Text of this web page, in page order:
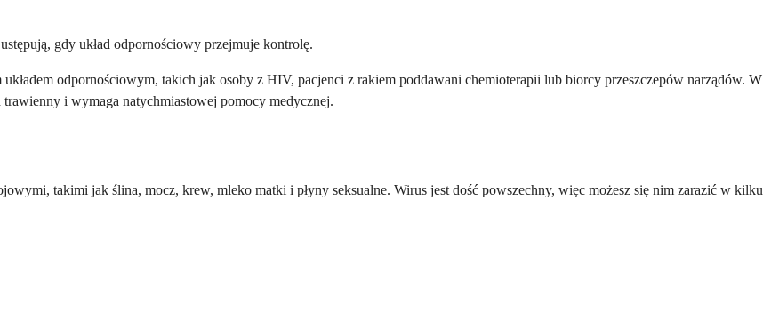
gdy układ odpornościowy przejmuje kontrolę.
odpornościowym, takich jak osoby z HIV, pacjenci z rakiem poddawani chemioterapii lub biorcy przeszczepów narządów. W
i wymaga natychmiastowej pomocy medycznej.
takimi jak ślina, mocz, krew, mleko matki i płyny seksualne. Wirus jest dość powszechny, więc możesz się nim zarazić w kilku